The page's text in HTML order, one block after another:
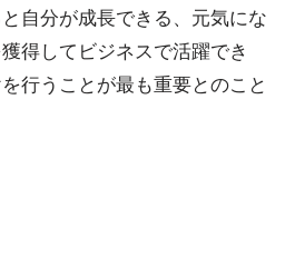
自分が成長できる、元気にな
得してビジネスで活躍でき
行うことが最も重要とのこと